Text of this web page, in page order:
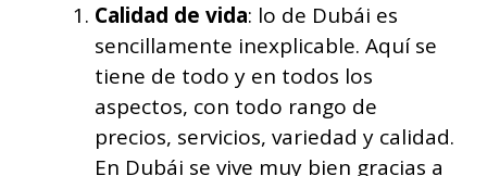
Calidad de vida: lo de Dubái es
sencillamente inexplicable. Aquí se
tiene de todo y en todos los
aspectos, con todo rango de
precios, servicios, variedad y calidad.
En Dubái se vive muy bien gracias a